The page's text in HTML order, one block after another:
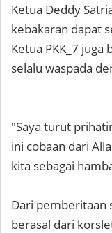
Ketua Deddy
kebakaran dapat
Ketua PKK_7
selalu waspada
"Saya turut
ini cobaan dari
kita sebagai
Dari pemberitaan
berasal dari